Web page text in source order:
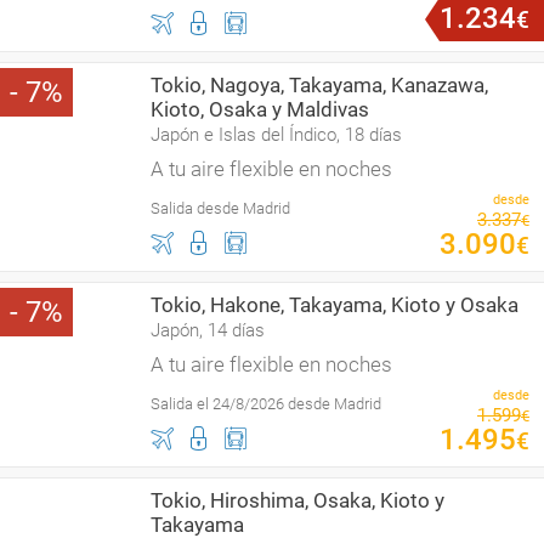
1 .234€
7
Tokio, Nagoya, Takayama, Kanazawa,
Kioto, Osaka y Maldivas
Japón e Islas del Índico, 18 días
A tu aire flexible en noches
Salida desde Madrid desde
3.337€
3.090€
7 Tokio, Hakone, Takayama, Kioto y Osaka
Japón, 14 días
A tu aire flexible en noches
Salida el 24/8/2026 desde Madrid desde
1.599€
1 .495€
Tokio, Hiroshima, Osaka, Kioto y
Takayama